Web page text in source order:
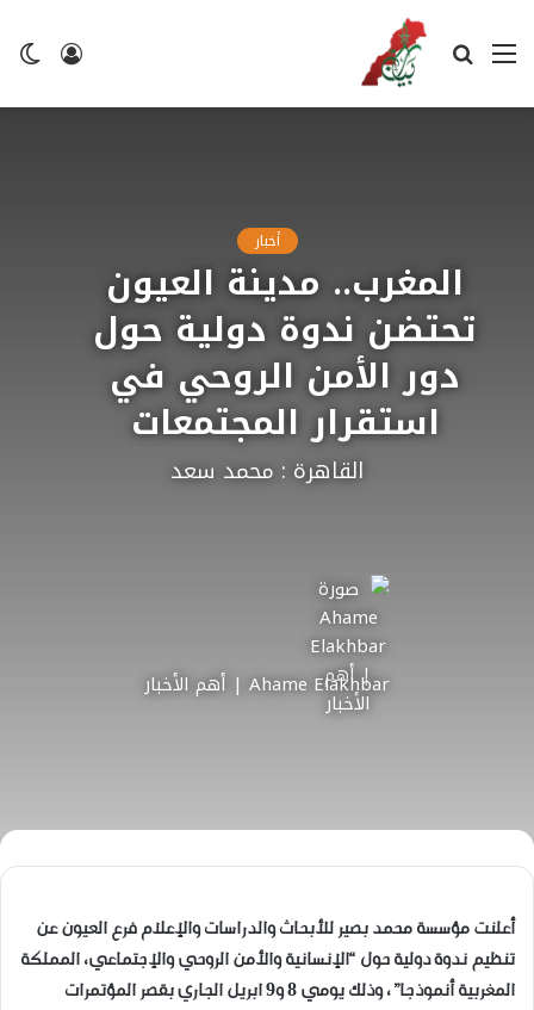
تسجيل
القائمة بحث
أخبار
المغرب.. مدينة العيون
تحتضن ندوة دولية حول
دور الأمن الروحي في
استقرار المجتمعات
القاهرة : محمد سعد
Ahame Elakhbar | أهم الأخبار
أعلنت مؤسسة محمد بصير للأبحاث والدراسات والإعلام فرع العيون عن
تنظيم ندوة دولية حول “الإنسانية والأمن الروحي والإجتماعي، المملكة
المغربية أنموذجا”، وذلك يومي 8 و9 ابريل الجاري بقصر المؤتمرات